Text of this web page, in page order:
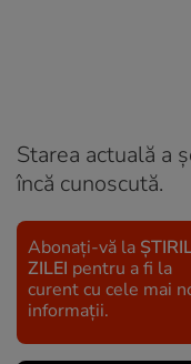
Starea actuală a
încă cunoscută.
Abonați-vă la
ZILEI pentru a fi la
curent cu cele mai
informații.